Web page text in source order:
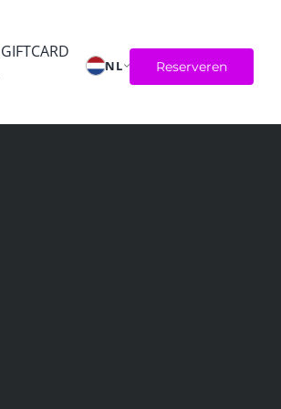
GIFTCARD
NL Reserveren